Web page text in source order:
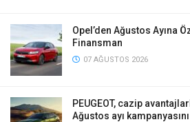
Opel’den Ağustos Ayına
Finansman
07 AĞUSTOS 2026
PEUGEOT, cazip
Ağustos ayı kampanyasını